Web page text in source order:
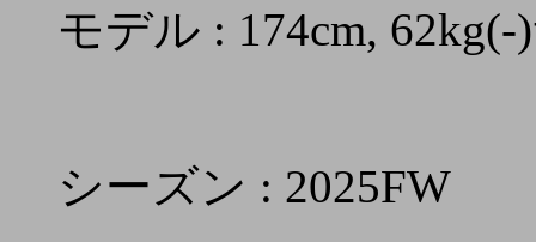
モデル : 174cm,
シーズン : 2025FW